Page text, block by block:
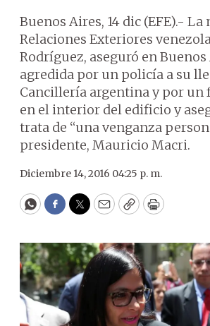
Buenos Aires, 14 dic (EFE).-
Relaciones Exteriores
Rodríguez, aseguró en
agredida por un policía a su
Cancillería argentina y por un
en el interior del edificio y
trata de “una venganza
presidente, Mauricio Macri.
Diciembre 14, 2016 04:25 p. m.
WhatsApp
Facebook
Twitter
EmailCopyPrint